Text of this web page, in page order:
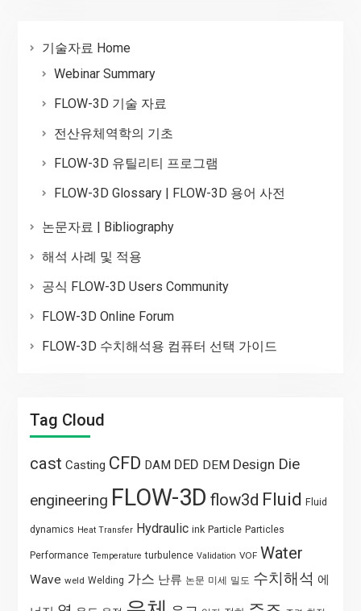
기술자료 Home
Webinar Summary
FLOW-3D 기술 자료
전산유체역학의 기초
FLOW-3D 유틸리티 프로그램
FLOW-3D Glossary | FLOW-3D 용어 사전
논문자료 | Bibliography
해석 사례 및 적용
공식 FLOW-3D Users Community
FLOW-3D Online Forum
FLOW-3D 수치해석용 컴퓨터 선택 가이드
Tag Cloud
cast Casting CFD DAM DED DEM Design Die
engineering FLOW-3D flow3d Fluid Fluid
dynamics Heat Transfer Hydraulic ink Particle Particles
Performance Temperature turbulence Validation VOF Water
Wave weld Welding 가스 난류 논문 미세 밀도 수치해석 에